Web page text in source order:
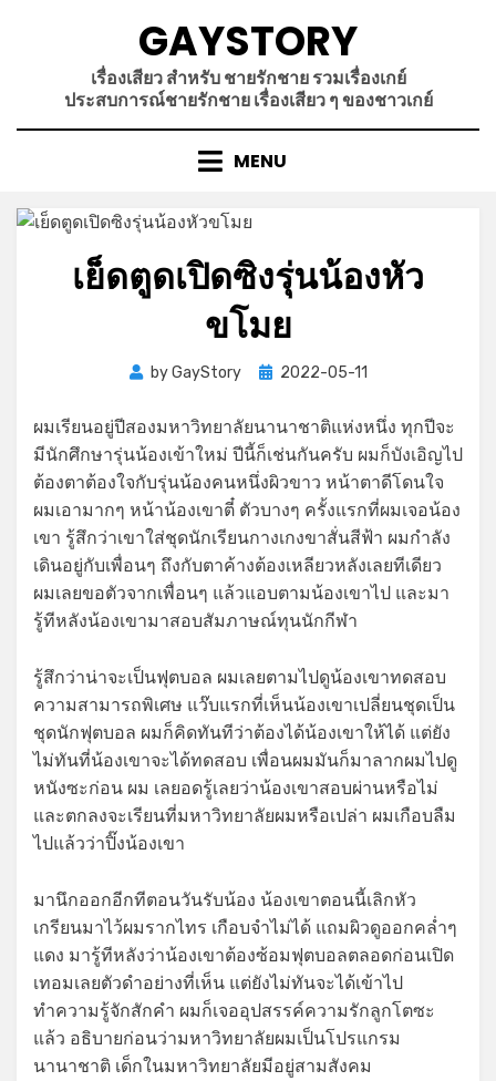
GAYSTORY
เรื่องเสียว สำหรับ ชายรักชาย รวมเรื่องเกย์
ประสบการณ์ชายรักชาย เรื่องเสียว ๆ ของชาวเกย์
MENU
เย็ดตูดเปิดซิงรุ่นน้องหัว
ขโมย
byGayStory
Posted
2022-05-11
ผมเรียนอยู่ปีสองมหาวิทยาลัยนานาชาติแห่งหนึ่ง ทุกปีจะ
มีนักศึกษารุ่นน้องเข้าใหม่ ปีนี้ก็เช่นกันครับ ผมก็บังเอิญไป
ต้องตาต้องใจกับรุ่นน้องคนหนึ่งผิวขาว หน้าตาดีโดนใจ
ผมเอามากๆ หน้าน้องเขาตี๋ ตัวบางๆ ครั้งแรกที่ผมเจอน้อง
เขา รู้สึกว่าเขาใส่ชุดนักเรียนกางเกงขาสั่นสีฟ้า ผมกำลัง
เดินอยู่กับเพื่อนๆ ถึงกับตาค้างต้องเหลียวหลังเลยทีเดียว
ผมเลยขอตัวจากเพื่อนๆ แล้วแอบตามน้องเขาไป และมา
รู้ทีหลังน้องเขามาสอบสัมภาษณ์ทุนนักกีฬา
รู้สึกว่าน่าจะเป็นฟุตบอล ผมเลยตามไปดูน้องเขาทดสอบ
ความสามารถพิเศษ แว๊บแรกที่เห็นน้องเขาเปลี่ยนชุดเป็น
ชุดนักฟุตบอล ผมก็คิดทันทีว่าต้องได้น้องเขาให้ได้ แต่ยัง
ไม่ทันที่น้องเขาจะได้ทดสอบ เพื่อนผมมันก็มาลากผมไปดู
หนังซะก่อน ผม เลยอดรู้เลยว่าน้องเขาสอบผ่านหรือไม่
และตกลงจะเรียนที่มหาวิทยาลัยผมหรือเปล่า ผมเกือบลืม
ไปแล้วว่าปิ๊งน้องเขา
มานึกออกอีกทีตอนวันรับน้อง น้องเขาตอนนี้เลิกหัว
เกรียนมาไว้ผมรากไทร เกือบจำไม่ได้ แถมผิวดูออกคล่ำๆ
แดง มารู้ทีหลังว่าน้องเขาต้องซ้อมฟุตบอลตลอดก่อนเปิด
เทอมเลยตัวดำอย่างที่เห็น แต่ยังไม่ทันจะได้เข้าไป
ทำความรู้จักสักคำ ผมก็เจออุปสรรค์ความรักลูกโตซะ
แล้ว อธิบายก่อนว่ามหาวิทยาลัยผมเป็นโปรแกรม
นานาชาติ เด็กในมหาวิทยาลัยมีอยู่สามสังคม